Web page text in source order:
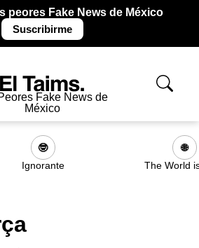
peores Fake News de México
Suscribirme
Fake News de
México
🤓
Ignorante
🌐
The World